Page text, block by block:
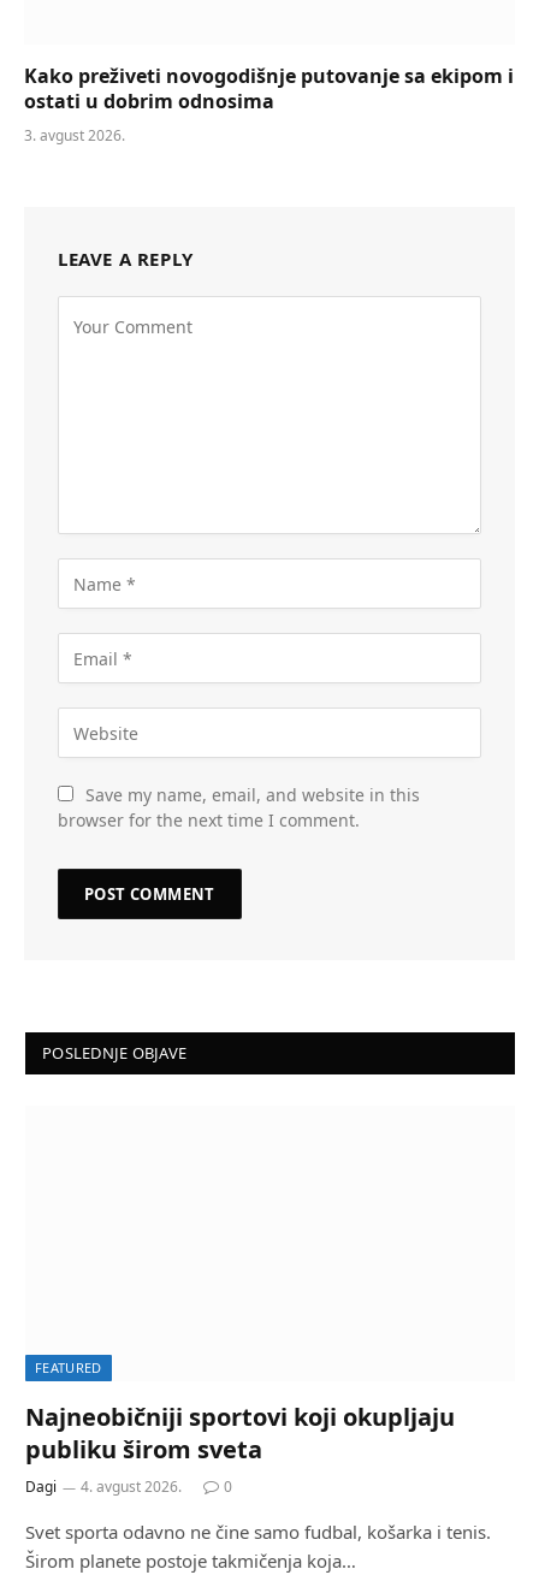
Kako preživeti novogodišnje putovanje sa ekipom i
ostati u dobrim odnosima
3. avgust 2026.
LEAVE A REPLY
Save my name, email, and website in this
browser for the next time I comment.
POSLEDNJE OBJAVE
FEATURED
Najneobičniji sportovi koji okupljaju
publiku širom sveta
Dagi 4. avgust 2026. 0
Svet sporta odavno ne čine samo fudbal, košarka i tenis.
Širom planete postoje takmičenja koja…